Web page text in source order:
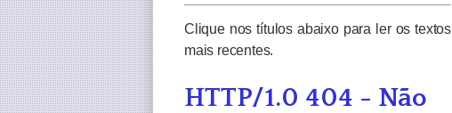
Clique nos títulos abaixo para ler os textos
mais recentes.
HTTP/1.0 404 - Não